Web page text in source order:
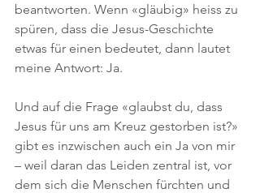
beantworten. Wenn «gläubig» heiss zu
spüren, dass die Jesus-Geschichte
etwas für einen bedeutet, dann lautet
meine Antwort: Ja.
Und auf die Frage «glaubst du, dass
Jesus für uns am Kreuz gestorben ist?»
gibt es inzwischen auch ein Ja von mir
– weil daran das Leiden zentral ist, vor
dem sich die Menschen fürchten und